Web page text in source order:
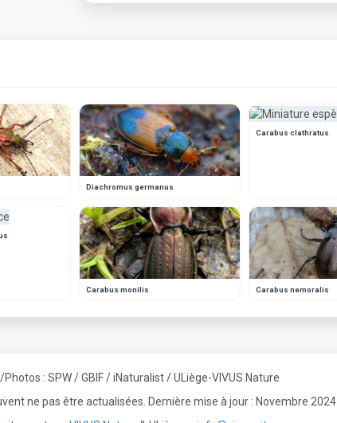
Diachromus germanus
Carabus clathratus
Carabus monilis Carabus nemoralis
: SPW / GBIF / iNaturalist / ULiège-VIVUS Nature
ne pas être actualisées. Dernière mise à jour : Novembre 2024